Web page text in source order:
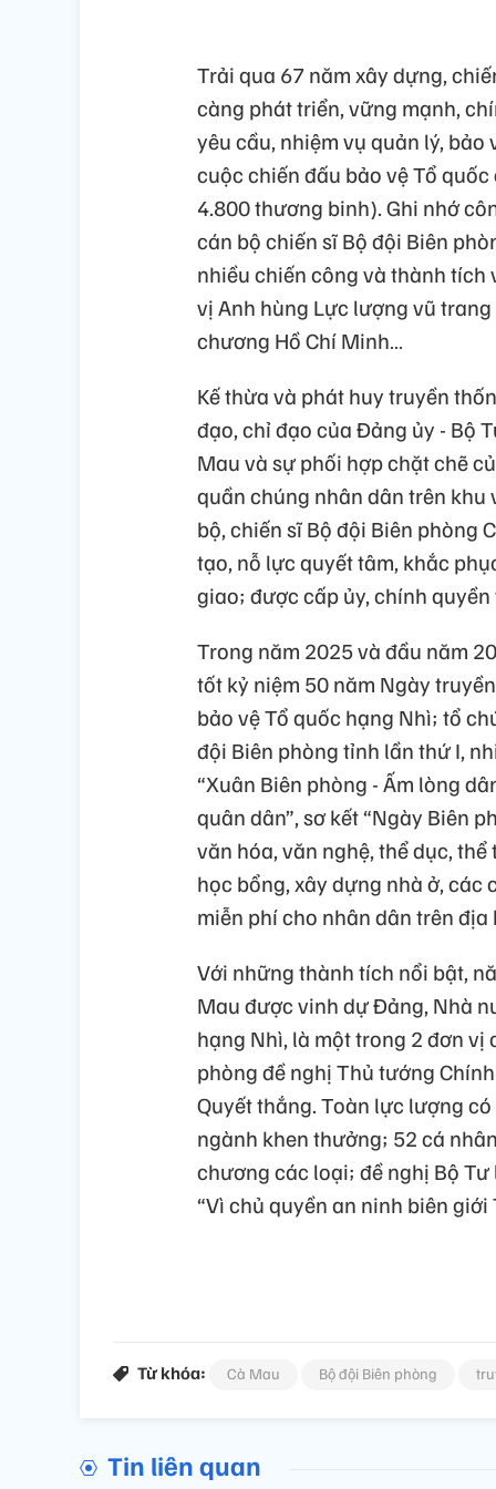
Trải qua 67 năm xây dựng,
càng phát triển, vững mạnh,
yêu cầu, nhiệm vụ quản lý,
cuộc chiến đấu bảo vệ Tổ
4.800 thương binh). Ghi nhớ
cán bộ chiến sĩ Bộ đội Biên
nhiều chiến công và thành
vị Anh hùng Lực lượng vũ
chương Hồ Chí Minh…
Kế thừa và phát huy truyền
đạo, chỉ đạo của Đảng ủy - Bộ
Mau và sự phối hợp chặt chẽ
quần chúng nhân dân trên khu
bộ, chiến sĩ Bộ đội Biên phòng
tạo, nỗ lực quyết tâm, khắc
giao; được cấp ủy, chính
Trong năm 2025 và đầu năm
tốt kỷ niệm 50 năm Ngày
bảo vệ Tổ quốc hạng Nhì; tổ
đội Biên phòng tỉnh lần thứ I,
“Xuân Biên phòng - Ấm lòng
quân dân”, sơ kết “Ngày Biên
văn hóa, văn nghệ, thể dục,
học bổng, xây dựng nhà ở,
miễn phí cho nhân dân trên
Với những thành tích nổi bật,
Mau được vinh dự Đảng, Nhà
hạng Nhì, là một trong 2 đơn
phòng đề nghị Thủ tướng
Quyết thắng. Toàn lực lượng
ngành khen thưởng; 52 cá
chương các loại; đề nghị Bộ
“Vì chủ quyền an ninh biên giới
Từ khóa: Cà Mau Bộ đội Biên phòng
Tin liên quan